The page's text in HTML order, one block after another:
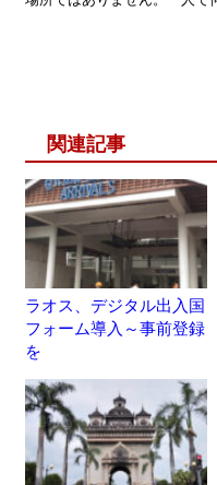
関連記事
ラオス、デジタル出入国
フォーム導入～事前登録
を